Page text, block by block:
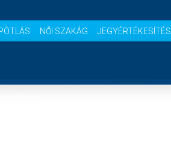
NŐI SZAKÁG JEGYÉRTÉKESÍTÉS